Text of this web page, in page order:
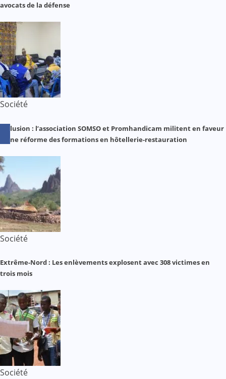
avocats de la défense
Société
Inclusion : l’association SOMSO et Promhandicam militent en faveur
d’une réforme des formations en hôtellerie-restauration
Société
Extrême-Nord : Les enlèvements explosent avec 308 victimes en
trois mois
Société